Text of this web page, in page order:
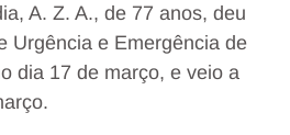
A. Z. A., de 77 anos, deu
Urgência e Emergência de
dia 17 de março, e veio a